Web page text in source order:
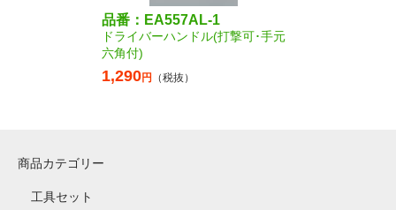
品番：EA557AL-1
ドライバーハンドル(打撃可･手元
六角付)
1,290円 （税抜）
商品カテゴリー
工具セット